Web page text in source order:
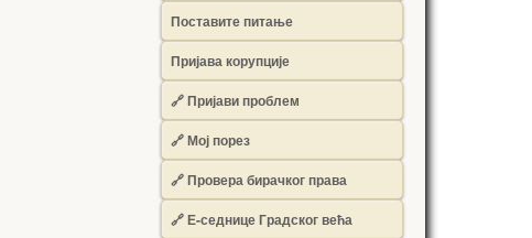
Поставите питање
Пријава корупције
🔗 Пријави проблем
🔗 Мој порез
🔗 Провера бирачког права
🔗 Е-седнице Градског већа